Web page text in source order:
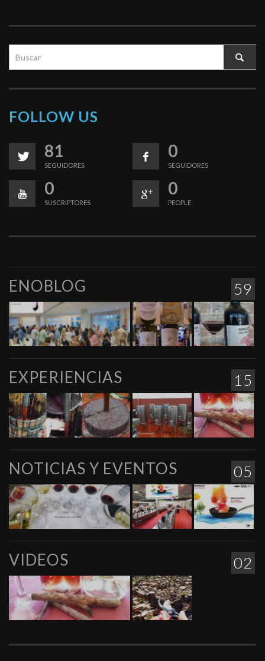
FOLLOW US
81
SEGUIDORES
0
SEGUIDORES
0
SUSCRIPTORES
0
PEOPLE
59
ENOBLOG
15
EXPERIENCIAS
05
NOTICIAS Y EVENTOS
02
VIDEOS